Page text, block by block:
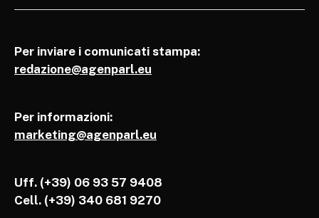
Per inviare i comunicati stampa:
redazione@agenparl.eu
Per informazioni:
marketing@agenparl.eu
Uff. (+39) 06 93 57 9408
Cell. (+39) 340 681 9270